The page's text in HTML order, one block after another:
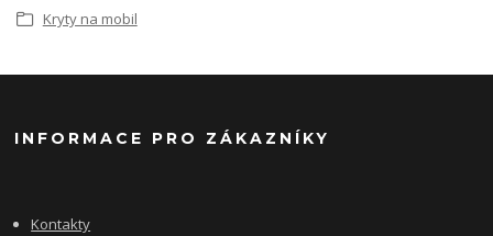
Kryty na mobil
INFORMACE PRO ZÁKAZNÍKY
Kontakty